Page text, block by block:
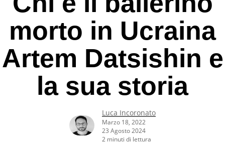
morto in Ucraina
Artem Datsishin e
la sua storia
Luca Incoronato
Marzo 18, 2022
23 Agosto 2024
2 minuti di lettura